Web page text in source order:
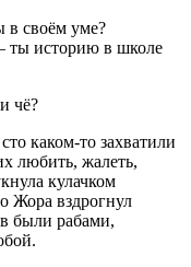
в своём уме?
ты историю в школе
чё?
каком-то захватили
любить, жалеть,
кулачком
Жора вздрогнул
были рабами,